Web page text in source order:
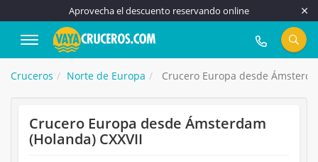
Aprovecha el descuento reservando online
917 815 555
Cruceros Norte de Europa Crucero Europa desde
Crucero Europa desde Ámsterdam
(Holanda) CXXVII